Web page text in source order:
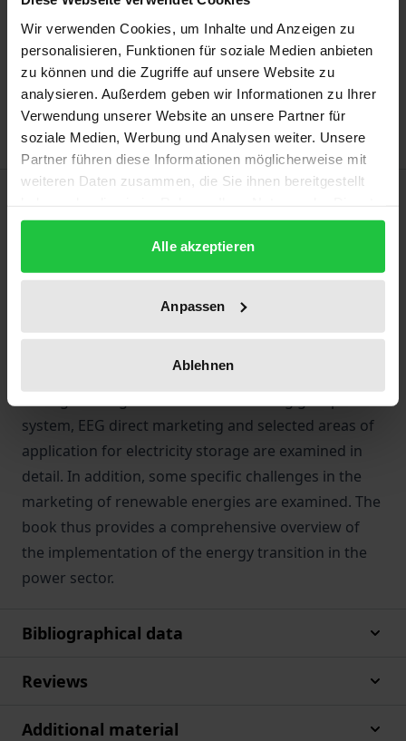
Wir verwenden Cookies, um Inhalte und Anzeigen zu
personalisieren, Funktionen für soziale Medien anbieten
zu können und die Zugriffe auf unsere Website zu
analysieren. Außerdem geben wir Informationen zu Ihrer
Verwendung unserer Website an unsere Partner für
soziale Medien, Werbung und Analysen weiter. Unsere
Partner führen diese Informationen möglicherweise mit
weiteren Daten zusammen, die Sie ihnen bereitgestellt
gesammelt haben.
Alle akzeptieren
Anpassen
Ablehnen
Add to Cart
Add to Wish List
Delivery cost notice
Description
Renewable energies have evolved from a mere niche
technology to a fundamental pillar of the energy
supply system within only a few years. This work
context, the functioning of the power market and
system, EEG direct marketing and selected areas of
application for electricity storage are examined in
detail. In addition, some specific challenges in the
marketing of renewable energies are examined. The
book thus provides a comprehensive overview of
the implementation of the energy transition in the
power sector.
Bibliographical data
Reviews
Additional material